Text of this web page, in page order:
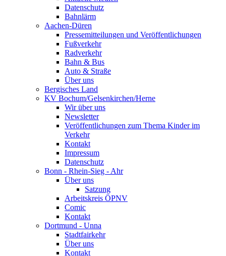
Datenschutz
Bahnlärm
Aachen-Düren
Pressemitteilungen und Veröffentlichungen
Fußverkehr
Radverkehr
Bahn & Bus
Auto & Straße
Über uns
Bergisches Land
KV Bochum/Gelsenkirchen/Herne
Wir über uns
Newsletter
Veröffentlichungen zum Thema Kinder im
Verkehr
Kontakt
Impressum
Datenschutz
Bonn - Rhein-Sieg - Ahr
Über uns
Satzung
Arbeitskreis ÖPNV
Comic
Kontakt
Dortmund - Unna
Stadtfairkehr
Über uns
Kontakt